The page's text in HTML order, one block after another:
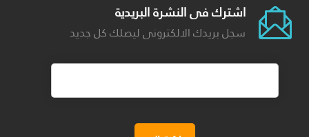
اشترك فى النشرة البريدية
سجل بريدك الالكترونى ليصلك كل جديد